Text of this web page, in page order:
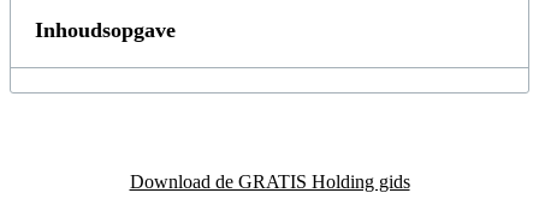
Inhoudsopgave
Download de GRATIS Holding gids